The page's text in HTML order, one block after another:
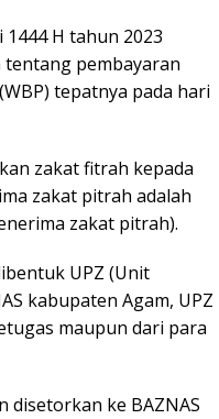
H tahun 2023
tentang pembayaran
tepatnya pada hari
zakat fitrah kepada
zakat pitrah adalah
zakat pitrah).
UPZ (Unit
kabupaten Agam, UPZ
maupun dari para
ke BAZNAS